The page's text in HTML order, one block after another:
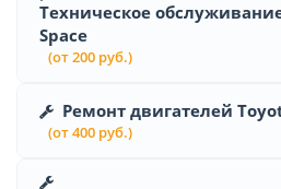
Техническое
Space
(от 200 руб.)
Ремонт двигателей
(от 400 руб.)